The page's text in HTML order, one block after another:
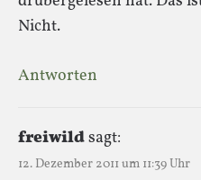
Nicht.
Antworten
freiwildsagt:
12. Dezember 2011 um 11:39 Uhr